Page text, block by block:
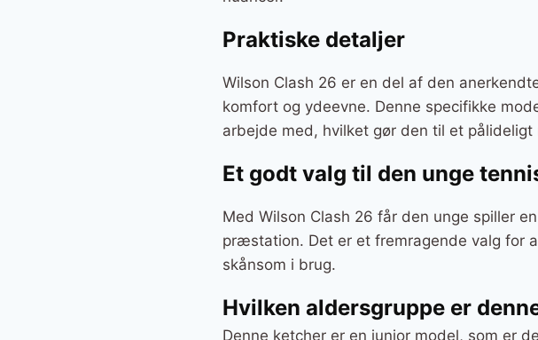
Praktiske detaljer
Wilson Clash 26 er en del af den
komfort og ydeevne. Denne specifikke
arbejde med, hvilket gør den til et
Et godt valg til den unge
Med Wilson Clash 26 får den unge spiller
præstation. Det er et fremragende valg for
skånsom i brug.
Hvilken aldersgruppe er
Denne ketcher er en junior model, som er